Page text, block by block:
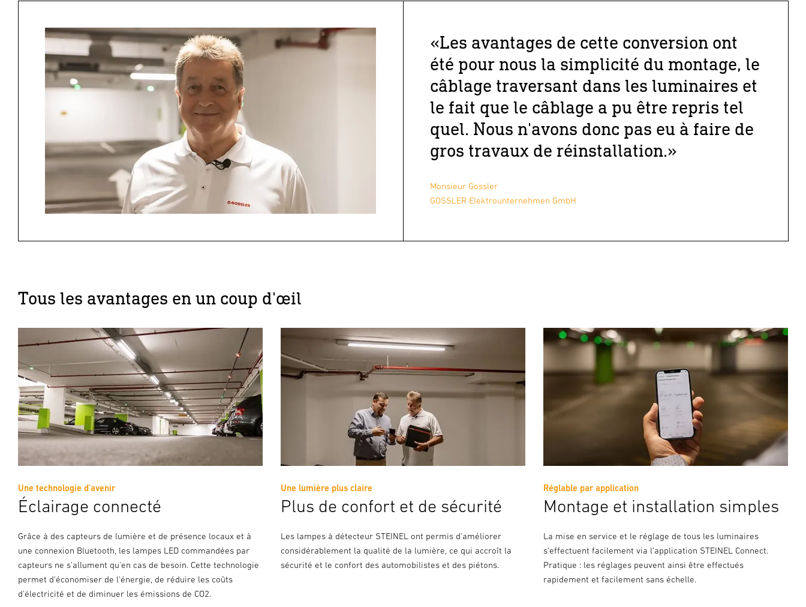
«Les avantages de cette conversion ont
été pour nous la simplicité du montage, le
câblage traversant dans les luminaires et
le fait que le câblage a pu être repris tel
quel. Nous n'avons donc pas eu à faire de
gros travaux de réinstallation.»
Monsieur Gossler
GOSSLER Elektrounternehmen GmbH
Tous les avantages en un coup d'œil
Une technologie d'avenir
Éclairage connecté
Grâce à des capteurs de lumière et de présence locaux et à
une connexion Bluetooth, les lampes LED commandées par
capteurs ne s'allument qu'en cas de besoin. Cette technologie
permet d'économiser de l'énergie, de réduire les coûts
d'électricité et de diminuer les émissions de CO2.
Une lumière plus claire
Plus de confort et de sécurité
Les lampes à détecteur STEINEL ont permis d'améliorer
considérablement la qualité de la lumière, ce qui accroît la
sécurité et le confort des automobilistes et des piétons.
Réglable par application
Montage et installation simples
La mise en service et le réglage de tous les luminaires
s'effectuent facilement via l'application STEINEL Connect.
Pratique : les réglages peuvent ainsi être effectués
rapidement et facilement sans échelle.